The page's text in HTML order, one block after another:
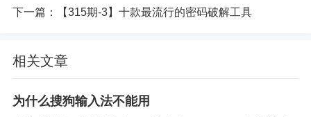
如果自带的字典跑完都没有找到密码，点击 OK 进
提示将握手包拷贝到硬盘。
二、使用 U 盘外挂字典继续暴力破解密码
下一篇：
【315期-3】十款最流行的密码破解工具
相关文章
为什么搜狗输入法不能用